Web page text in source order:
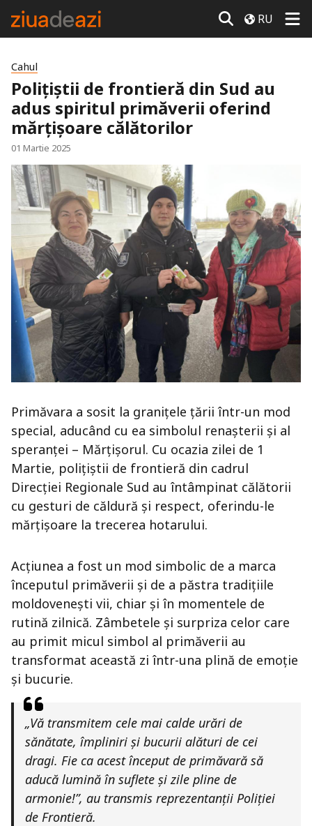
RU
Cahul
Polițiștii de frontieră din Sud au
adus spiritul primăverii oferind
mărțișoare călătorilor
01 Martie 2025
Primăvara a sosit la granițele țării într-un mod
special, aducând cu ea simbolul renașterii și al
speranței – Mărțișorul. Cu ocazia zilei de 1
Martie, polițiștii de frontieră din cadrul
Direcției Regionale Sud au întâmpinat călătorii
cu gesturi de căldură și respect, oferindu-le
mărțișoare la trecerea hotarului.
Acțiunea a fost un mod simbolic de a marca
începutul primăverii și de a păstra tradițiile
moldovenești vii, chiar și în momentele de
rutină zilnică. Zâmbetele și surpriza celor care
au primit micul simbol al primăverii au
transformat această zi într-una plină de emoție
și bucurie.
„Vă transmitem cele mai calde urări de
sănătate, împliniri și bucurii alături de cei
dragi. Fie ca acest început de primăvară să
aducă lumină în suflete și zile pline de
armonie!”, au transmis reprezentanții Poliției
de Frontieră.